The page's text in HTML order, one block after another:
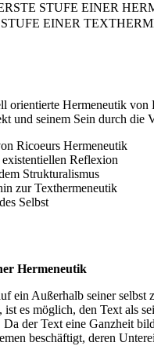
STUFE EINER
EINER
orientierte Hermeneutik
und seinem Sein durch die
Ricoeurs Hermeneutik
Reflexion
Strukturalismus
zur Texthermeneutik
Selbst
Hermeneutik
ein Außerhalb seiner
es möglich, den Text als
der Text eine Ganzheit
beschäftigt, deren